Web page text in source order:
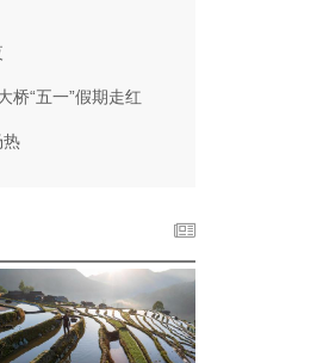
桥“五一”假期走红
热